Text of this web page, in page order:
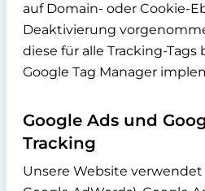
auf Domain- oder Cookie-
Deaktivierung
diese für alle Tracking-
Google Tag Manager
Google Ads und
Tracking
Unsere Website verwendet